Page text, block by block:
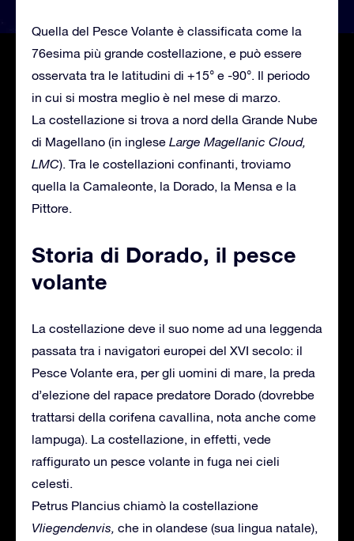
Quella del Pesce Volante è classificata come la
76esima più grande costellazione, e può essere
osservata tra le latitudini di +15° e -90°. Il periodo
in cui si mostra meglio è nel mese di marzo.
La costellazione si trova a nord della Grande Nube
di Magellano (in inglese Large Magellanic Cloud,
LMC). Tra le costellazioni confinanti, troviamo
quella la Camaleonte, la Dorado, la Mensa e la
Pittore.
Storia di Dorado, il pesce
volante
La costellazione deve il suo nome ad una leggenda
passata tra i navigatori europei del XVI secolo: il
Pesce Volante era, per gli uomini di mare, la preda
d’elezione del rapace predatore Dorado (dovrebbe
trattarsi della corifena cavallina, nota anche come
lampuga). La costellazione, in effetti, vede
raffigurato un pesce volante in fuga nei cieli
celesti.
Petrus Plancius chiamò la costellazione
Vliegendenvis, che in olandese (sua lingua natale),